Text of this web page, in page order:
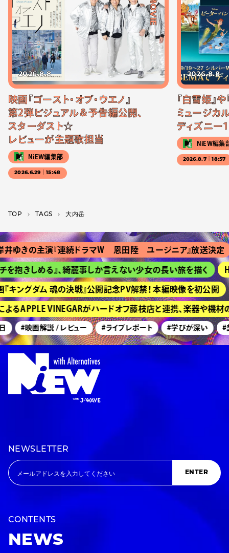
#MOVIE
2026.8.8
映画『ゴースト・オブ・ウエノ』
第2弾ビジュアル＆予告編公開、
スターダスト☆
レビューが主題歌担当
NiEW編集部
2026.6.29｜15:48
2026.8.8
『白雪姫』
ミュージカル
ディズニー
NiEW編集
2026.8.7｜18:57
TOP T­A­G­S 大内岳
ゆきの主演『連続ドラマＷ 恩田陸 ユージニア』放送決定
抱きしめる』、綺麗事しか言えない少女の長い旅を描く
ングダム 魂の決戦』公開記念PV解禁！ 本編映像を初公開
るAPPLE VINEGARがハードオフ藤枝店と連携、楽器や機材
#映画解説 / レビュー #ライブレポート #学びが深い #美
NEWSLETTER
ENTER
CONTENTS
NEWS